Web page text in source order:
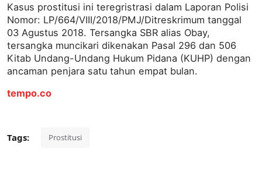
Kasus prostitusi ini teregristrasi dalam Laporan Polisi
Nomor: LP/664/VIII/2018/PMJ/Ditreskrimum tanggal
03 Agustus 2018. Tersangka SBR alias Obay,
tersangka muncikari dikenakan Pasal 296 dan 506
Kitab Undang-Undang Hukum Pidana (KUHP) dengan
ancaman penjara satu tahun empat bulan.
tempo.co
Tags: Prostitusi